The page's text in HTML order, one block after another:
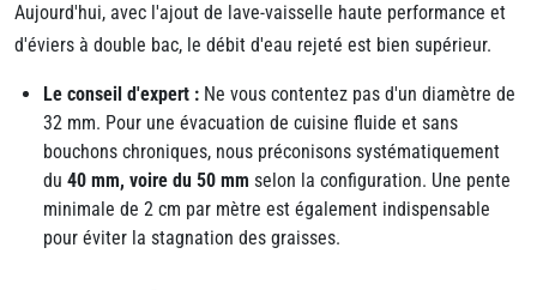
Aujourd'hui, avec l'ajout de lave-vaisselle haute performance et
d'éviers à double bac, le débit d'eau rejeté est bien supérieur.
Le conseil d'expert : Ne vous contentez pas d'un diamètre de
32 mm. Pour une évacuation de cuisine fluide et sans
bouchons chroniques, nous préconisons systématiquement
du 40 mm, voire du 50 mm selon la configuration. Une pente
minimale de 2 cm par mètre est également indispensable
pour éviter la stagnation des graisses.